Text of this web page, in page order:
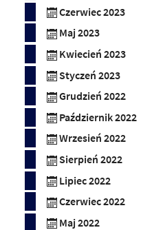
Czerwiec 2023
Maj 2023
Kwiecień 2023
Styczeń 2023
Grudzień 2022
Październik 2022
Wrzesień 2022
Sierpień 2022
Lipiec 2022
Czerwiec 2022
Maj 2022